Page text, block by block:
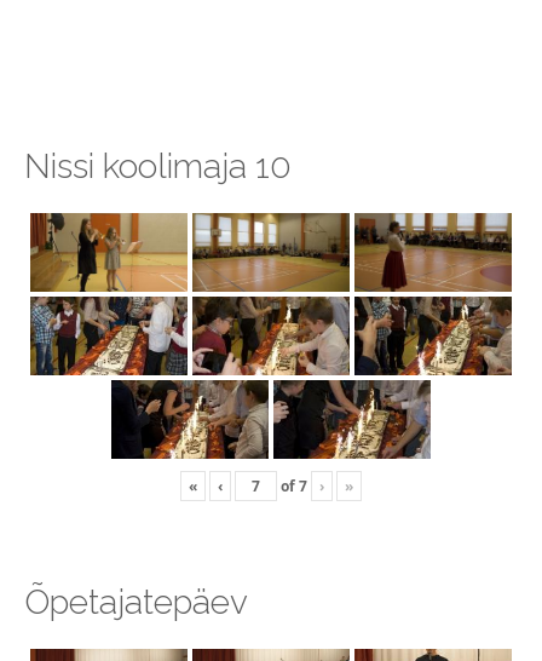
Nissi koolimaja 10
« ‹ of7 › »
Õpetajatepäev